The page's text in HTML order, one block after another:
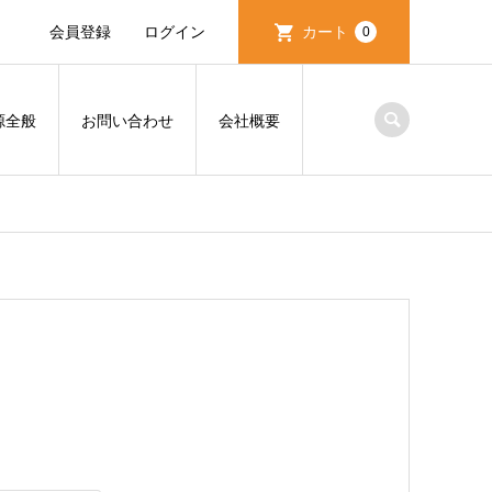
会員登録 ログイン カート 0
全般 お問い合わせ 会社概要